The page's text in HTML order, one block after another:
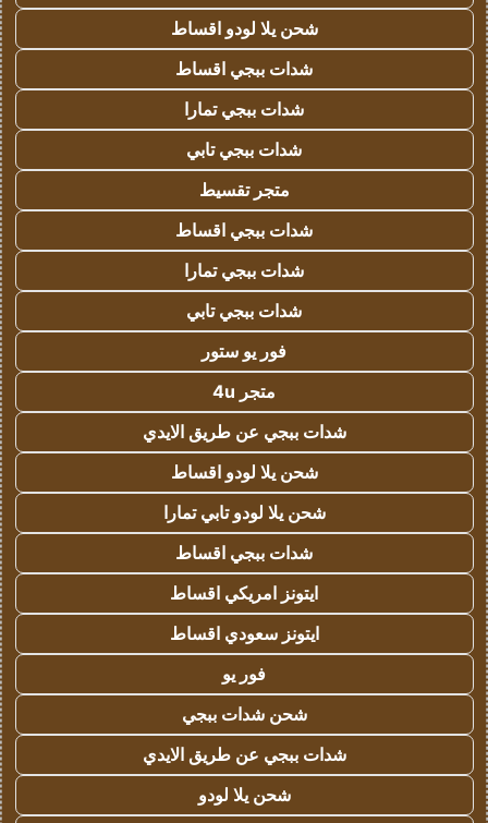
شحن يلا لودو اقساط
شدات ببجي اقساط
شدات ببجي تمارا
شدات ببجي تابي
متجر تقسيط
شدات ببجي اقساط
شدات ببجي تمارا
شدات ببجي تابي
فور يو ستور
متجر 4u
شدات ببجي عن طريق الايدي
شحن يلا لودو اقساط
شحن يلا لودو تابي تمارا
شدات ببجي اقساط
ايتونز امريكي اقساط
ايتونز سعودي اقساط
فور يو
شحن شدات ببجي
شدات ببجي عن طريق الايدي
شحن يلا لودو